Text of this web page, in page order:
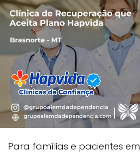
Para famílias e pacientes em